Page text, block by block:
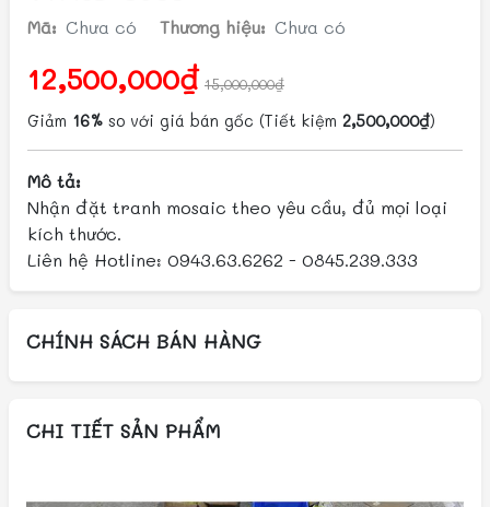
Mã: Chưa có Thương hiệu: Chưa có
12,500,000₫ 15,000,000₫
Giảm 16% so với giá bán gốc (Tiết kiệm 2,500,000₫)
Mô tả:
Nhận đặt tranh mosaic theo yêu cầu, đủ mọi loại
kích thước.
Liên hệ Hotline: 0943.63.6262 - 0845.239.333
CHÍNH SÁCH BÁN HÀNG
CHI TIẾT SẢN PHẨM